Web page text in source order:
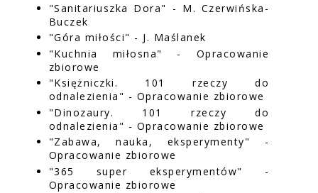
"Sanitariuszka Dora" - M. Czerwińska-
Buczek
"Góra miłości" - J. Maślanek
"Kuchnia miłosna" - Opracowanie
zbiorowe
"Księżniczki. 101 rzeczy do
odnalezienia" - Opracowanie zbiorowe
"Dinozaury. 101 rzeczy do
odnalezienia" - Opracowanie zbiorowe
"Zabawa, nauka, eksperymenty" -
Opracowanie zbiorowe
"365 super eksperymentów" -
Opracowanie zbiorowe